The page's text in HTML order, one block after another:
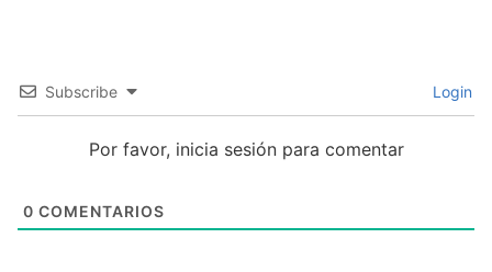
Subscribe Login
Por favor, inicia sesión para comentar
0 COMENTARIOS